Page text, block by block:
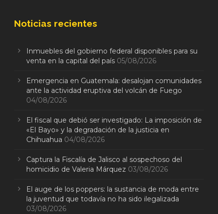
Noticias recientes
Inmuebles del gobierno federal disponibles para su
venta en la capital del país 05/08/2026
Emergencia en Guatemala: desalojan comunidades
ante la actividad eruptiva del volcán de Fuego
04/08/2026
El fiscal que debió ser investigado: La imposición de
«El Bayo» y la degradación de la justicia en
Chihuahua 04/08/2026
Captura la Fiscalía de Jalisco al sospechoso del
homicidio de Valeria Márquez 03/08/2026
El auge de los poppers: la sustancia de moda entre
la juventud que todavía no ha sido ilegalizada
03/08/2026